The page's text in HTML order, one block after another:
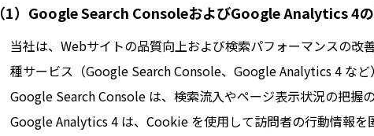
（1）Google Search ConsoleおよびGoogle Analytics 4
当社は、Webサイトの品質向上および検索パフォーマンスの改
種サービス（Google Search Console、Google Analytics 4 など
Google Search Console は、検索流入やページ表示状況の把握
Google Analytics 4 は、Cookie を使用して訪問者の行動情報